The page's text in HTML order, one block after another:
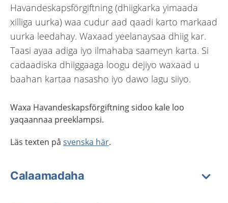
Havandeskapsförgiftning (dhiigkarka yimaada
xilliga uurka) waa cudur aad qaadi karto markaad
uurka leedahay. Waxaad yeelanaysaa dhiig kar.
Taasi ayaa adiga iyo ilmahaba saameyn karta. Si
cadaadiska dhiiggaaga loogu dejiyo waxaad u
baahan kartaa nasasho iyo dawo lagu siiyo.
Waxa Havandeskapsförgiftning sidoo kale loo
yaqaannaa preeklampsi.
Läs texten på svenska här.
Calaamadaha